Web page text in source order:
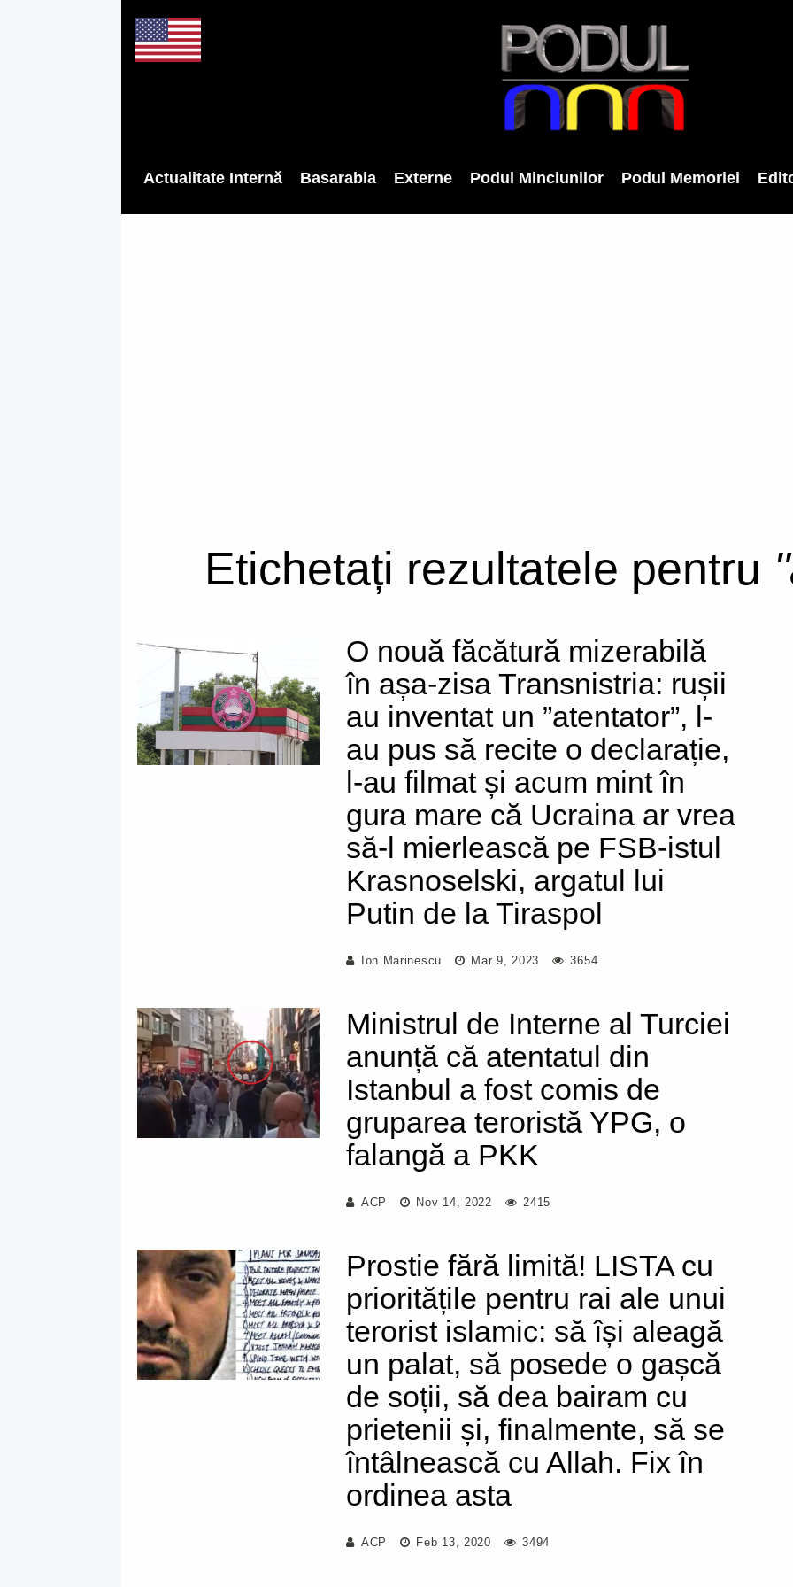
Actualitate Internă Basarabia Externe Podul Minciunilor Podul Memoriei
Etichetați rezultatele pentru
O nouă făcătură mizerabilă
în așa-zisa Transnistria: rușii
au inventat un ”atentator”, l-
au pus să recite o declarație,
l-au filmat și acum mint în
gura mare că Ucraina ar vrea
să-l mierlească pe FSB-istul
Krasnoselski, argatul lui
Putin de la Tiraspol
Ion Marinescu Mar 9, 2023 3654
Ministrul de Interne al Turciei
anunță că atentatul din
Istanbul a fost comis de
gruparea teroristă YPG, o
falangă a PKK
ACP Nov 14, 2022 2415
Prostie fără limită! LISTA cu
prioritățile pentru rai ale unui
terorist islamic: să își aleagă
un palat, să posede o gașcă
de soții, să dea bairam cu
prietenii și, finalmente, să se
întâlnească cu Allah. Fix în
ordinea asta
ACP Feb 13, 2020 3494